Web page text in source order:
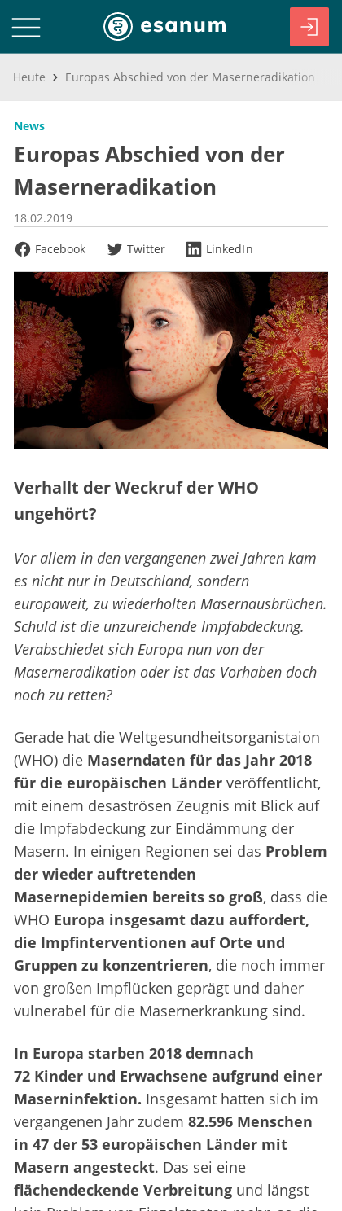
Heute Europas Abschied von der Maserneradikation
News
Europas Abschied von der
Maserneradikation
18.02.2019
Facebook
Twitter LinkedIn
Verhallt der Weckruf der WHO
ungehört?
Vor allem in den vergangenen zwei Jahren kam
es nicht nur in Deutschland, sondern
europaweit, zu wiederholten Masernausbrüchen.
Schuld ist die unzureichende Impfabdeckung.
Verabschiedet sich Europa nun von der
Maserneradikation oder ist das Vorhaben doch
noch zu retten?
Gerade hat die Weltgesundheitsorganistaion
(WHO) die Maserndaten für das Jahr 2018
für die europäischen Länder veröffentlicht,
mit einem desaströsen Zeugnis mit Blick auf
die Impfabdeckung zur Eindämmung der
Masern. In einigen Regionen sei das Problem
der wieder auftretenden
Masernepidemien bereits so groß, dass die
WHO Europa insgesamt dazu auffordert,
die Impfinterventionen auf Orte und
Gruppen zu konzentrieren, die noch immer
von großen Impflücken geprägt und daher
vulnerabel für die Masernerkrankung sind.
In Europa starben 2018 demnach
72 Kinder und Erwachsene aufgrund einer
Maserninfektion. Insgesamt hatten sich im
vergangenen Jahr zudem 82.596 Menschen
in 47 der 53 europäischen Länder mit
Masern angesteckt. Das sei eine
flächendeckende Verbreitung und längst